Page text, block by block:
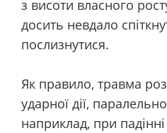
з висоти власного
досить невдало
послизнутися.
Як правило, травма
ударної дії,
наприклад, при